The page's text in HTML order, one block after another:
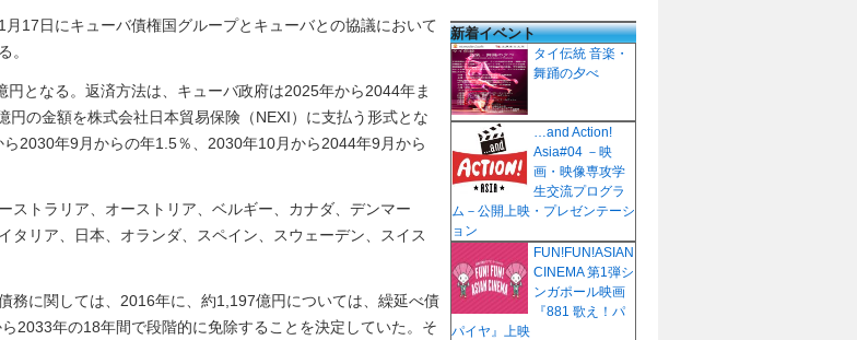
17日にキューバ債権国グループとキューバとの協議において
。
となる。返済方法は、キューバ政府は2025年から2044年ま
円の金額を株式会社日本貿易保険（NEXI）に支払う形式とな
2030年9月からの年1.5％、2030年10月から2044年9月から
ストラリア、オーストリア、ベルギー、カナダ、デンマー
タリア、日本、オランダ、スペイン、スウェーデン、スイス
務に関しては、2016年に、約1,197億円については、繰延べ債
2033年の18年間で段階的に免除することを決定していた。そ
新着イベント
タイ伝統 音楽・
舞踊の夕べ
…and Action!
Asia#04 －映
画・映像専攻学
生交流プログラ
ム－公開上映・プレゼンテーシ
ョン
FUN!FUN!ASIAN
CINEMA 第1弾シ
ンガポール映画
『881 歌え！パ
パイヤ』上映